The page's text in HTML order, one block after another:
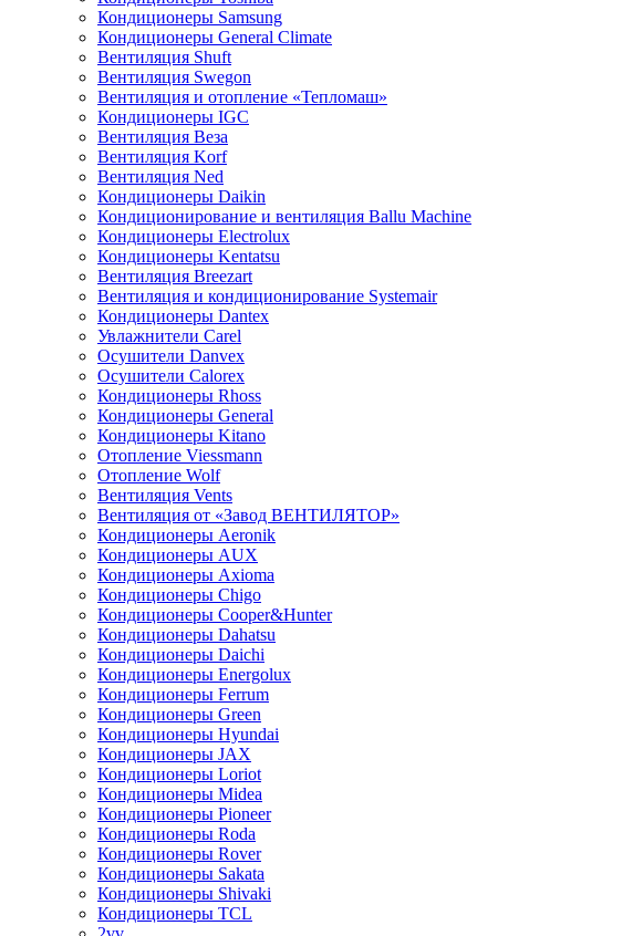
Кондиционеры Samsung
Кондиционеры General Climate
Вентиляция Shuft
Вентиляция Swegon
Вентиляция и отопление «Тепломаш»
Кондиционеры IGC
Вентиляция Веза
Вентиляция Korf
Вентиляция Ned
Кондиционеры Daikin
Кондиционирование и вентиляция Ballu Machine
Кондиционеры Electrolux
Кондиционеры Kentatsu
Вентиляция Breezart
Вентиляция и кондиционирование Systemair
Кондиционеры Dantex
Увлажнители Carel
Осушители Danvex
Осушители Calorex
Кондиционеры Rhoss
Кондиционеры General
Кондиционеры Kitano
Отопление Viessmann
Отопление Wolf
Вентиляция Vents
Вентиляция от «Завод ВЕНТИЛЯТОР»
Кондиционеры Aeronik
Кондиционеры AUX
Кондиционеры Axioma
Кондиционеры Chigo
Кондиционеры Cooper&Hunter
Кондиционеры Dahatsu
Кондиционеры Daichi
Кондиционеры Energolux
Кондиционеры Ferrum
Кондиционеры Green
Кондиционеры Hyundai
Кондиционеры JAX
Кондиционеры Loriot
Кондиционеры Midea
Кондиционеры Pioneer
Кондиционеры Roda
Кондиционеры Rover
Кондиционеры Sakata
Кондиционеры Shivaki
Кондиционеры TCL